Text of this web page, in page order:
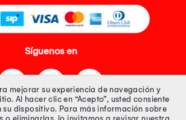
Síguenos en
mejorar su experiencia de navegación y
Al hacer clic en “Acepto”, usted consiente
su dispositivo. Para más información sobre